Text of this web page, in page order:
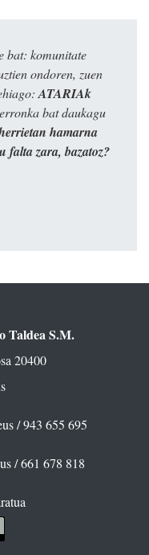
bat: komunitate
ondoren, zuen
ATARIAk
bat daukagu
hamarna
falta zara, bazatoz?
Taldea S.M.
20400
/ 943 655 695
/ 661 678 818